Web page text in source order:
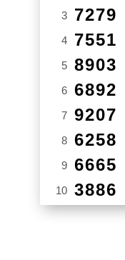
3 7279
4 7551
5 8903
6 6892
7 9207
8 6258
9 6665
10 3886